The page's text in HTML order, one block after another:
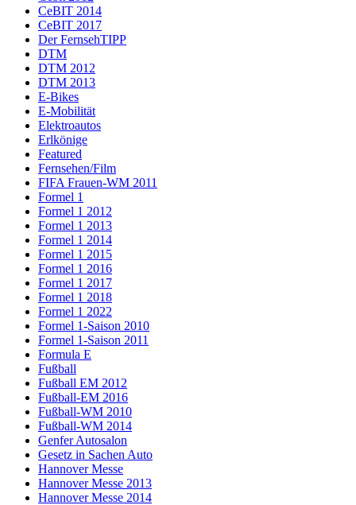
CeBIT 2014
CeBIT 2017
Der FernsehTIPP
DTM
DTM 2012
DTM 2013
E-Bikes
E-Mobilität
Elektroautos
Erlkönige
Featured
Fernsehen/Film
FIFA Frauen-WM 2011
Formel 1
Formel 1 2012
Formel 1 2013
Formel 1 2014
Formel 1 2015
Formel 1 2016
Formel 1 2017
Formel 1 2018
Formel 1 2022
Formel 1-Saison 2010
Formel 1-Saison 2011
Formula E
Fußball
Fußball EM 2012
Fußball-EM 2016
Fußball-WM 2010
Fußball-WM 2014
Genfer Autosalon
Gesetz in Sachen Auto
Hannover Messe
Hannover Messe 2013
Hannover Messe 2014